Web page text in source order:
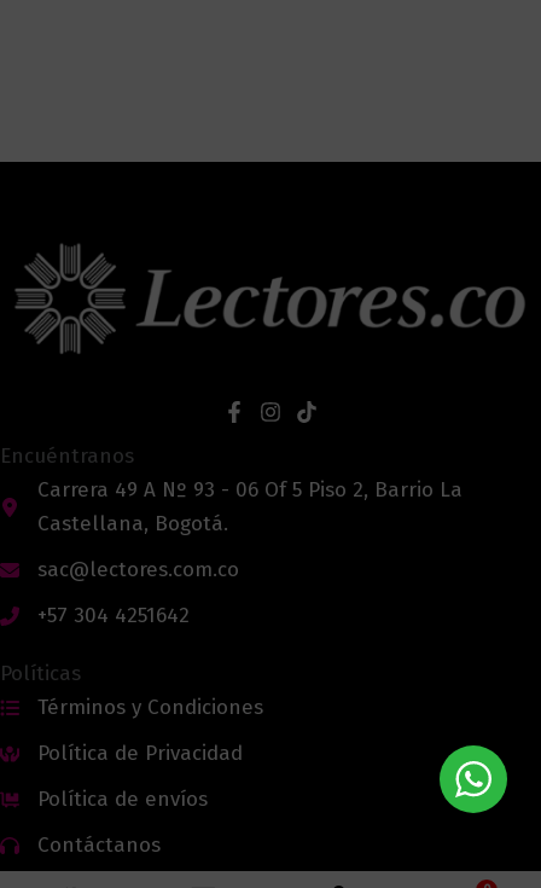
Encuéntranos
Carrera 49 A Nº 93 - 06 Of 5 Piso 2, Barrio La
Castellana, Bogotá.
sac@lectores.com.co
+57 304 4251642
Políticas
Términos y Condiciones
Política de Privacidad
Política de envíos
Contáctanos